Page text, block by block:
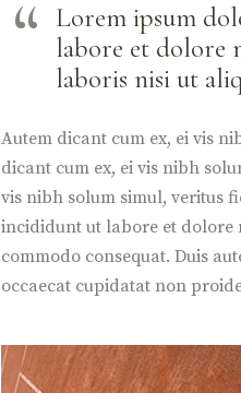
Lorem ipsum
labore et dolore
laboris nisi ut
Autem dicant cum ex, ei vis
dicant cum ex, ei vis nibh
vis nibh solum simul, veritus
incididunt ut labore et dolore
commodo consequat. Duis
occaecat cupidatat non